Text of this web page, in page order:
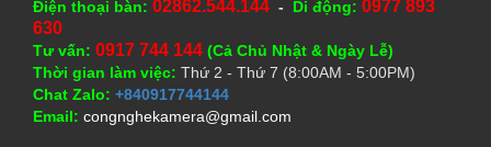
Điện thoại bàn: 02862.544.144 - Di động: 0977 893
630
Tư vấn: 0917 744 144 (Cả Chủ Nhật & Ngày Lễ)
Thời gian làm việc: Thứ 2 - Thứ 7 (8:00AM - 5:00PM)
Chat Zalo: +840917744144
Email: congnghekamera@gmail.com